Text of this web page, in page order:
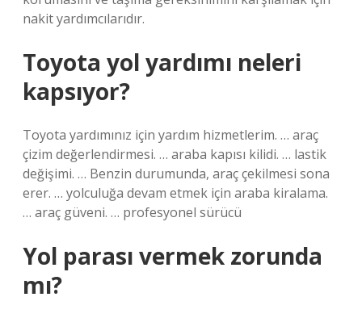
nakit yardımcılarıdır.
Toyota yol yardımı neleri
kapsıyor?
Toyota yardımınız için yardım hizmetlerim. … araç
çizim değerlendirmesi. … araba kapısı kilidi. … lastik
değişimi. … Benzin durumunda, araç çekilmesi sona
erer. … yolculuğa devam etmek için araba kiralama.
… araç güveni. … profesyonel sürücü
Yol parası vermek zorunda
mı?